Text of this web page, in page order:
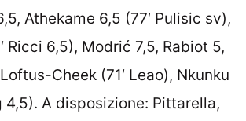
Athekame 6,5 (77′ Pulisic sv),
Ricci 6,5), Modrić 7,5, Rabiot 5,
Cheek (71′ Leao), Nkunku
4,5). A disposizione: Pittarella,